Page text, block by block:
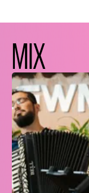
MIX